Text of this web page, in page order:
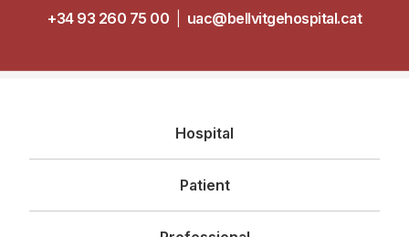
+34 93 260 75 00
uac@bellvitgehospital.cat
principal
Hospital
Patient